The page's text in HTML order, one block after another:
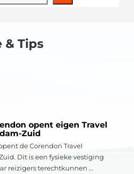
& Tips
opent eigen Travel
Zuid
de Corendon Travel
Dit is een fysieke vestiging
reizigers terechtkunnen ...